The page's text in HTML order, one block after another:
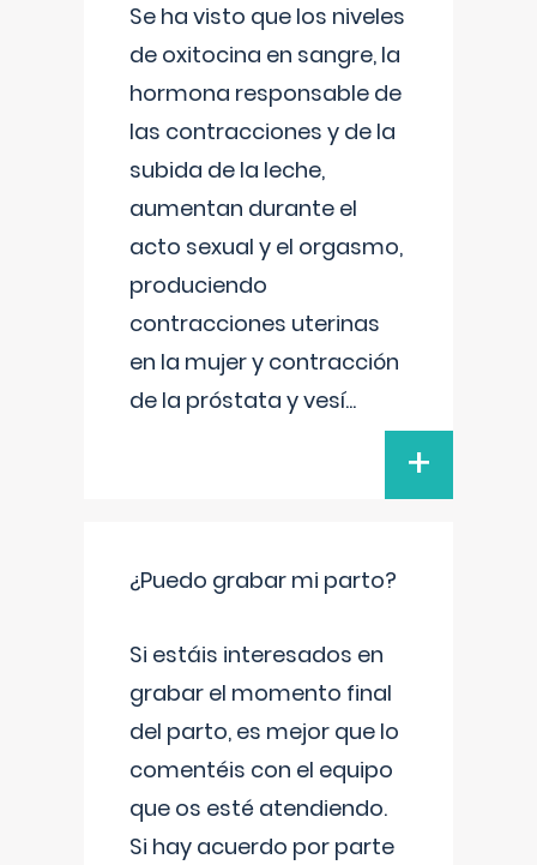
Se ha visto que los niveles
de oxitocina en sangre, la
hormona responsable de
las contracciones y de la
subida de la leche,
aumentan durante el
acto sexual y el orgasmo,
produciendo
contracciones uterinas
en la mujer y contracción
de la próstata y vesí...
+
¿Puedo grabar mi parto?
Si estáis interesados en
grabar el momento final
del parto, es mejor que lo
comentéis con el equipo
que os esté atendiendo.
Si hay acuerdo por parte